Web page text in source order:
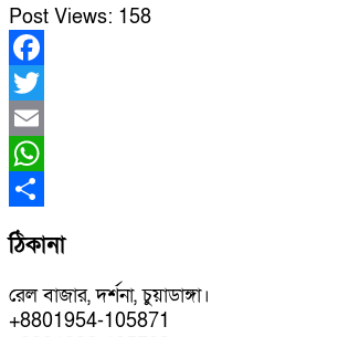
Post Views: 158
Facebook
Twitter
Email
WhatsApp
Share
ঠিকানা
রেল বাজার, দর্শনা, চুয়াডাঙ্গা।
+8801954-105871